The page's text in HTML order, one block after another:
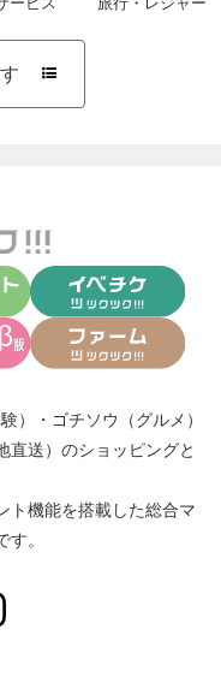

） ・ ゴチソウ（グルメ）
送） のショッピングと
ト機能を搭載した総合マ
。